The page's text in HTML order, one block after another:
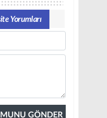
Yorumları